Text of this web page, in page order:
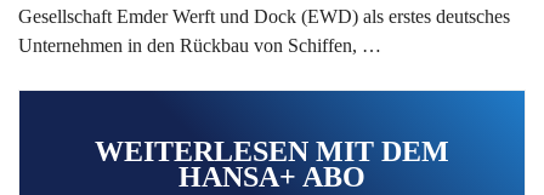
Gesellschaft Emder Werft und Dock (EWD) als erstes deutsches
Unternehmen in den Rückbau von Schiffen, …
WEITERLESEN MIT DEM
HANSA+ ABO